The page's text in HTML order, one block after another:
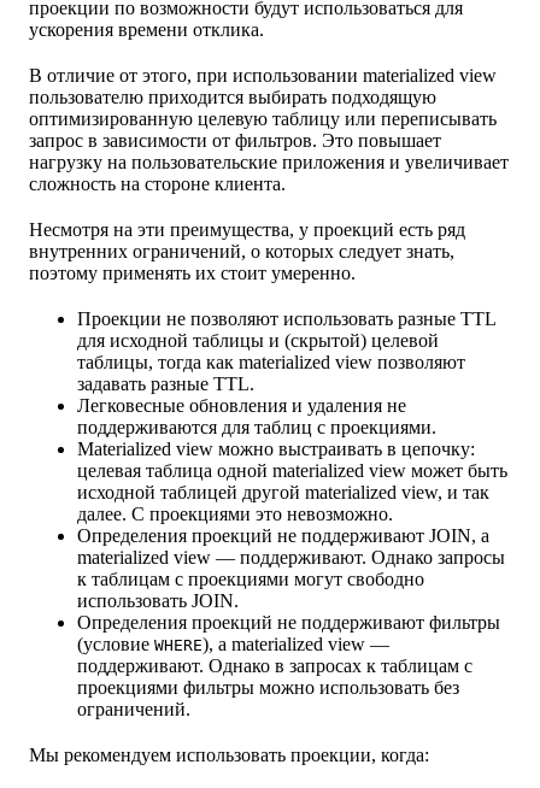
проекции по возможности будут использоваться для
ускорения времени отклика.
В отличие от этого, при использовании materialized view
пользователю приходится выбирать подходящую
оптимизированную целевую таблицу или переписывать
запрос в зависимости от фильтров. Это повышает
нагрузку на пользовательские приложения и увеличивает
сложность на стороне клиента.
Несмотря на эти преимущества, у проекций есть ряд
внутренних ограничений, о которых следует знать,
поэтому применять их стоит умеренно.
Проекции не позволяют использовать разные TTL
для исходной таблицы и (скрытой) целевой
таблицы, тогда как materialized view позволяют
задавать разные TTL.
Легковесные обновления и удаления не
поддерживаются для таблиц с проекциями.
Materialized view можно выстраивать в цепочку:
целевая таблица одной materialized view может быть
исходной таблицей другой materialized view, и так
далее. С проекциями это невозможно.
Определения проекций не поддерживают JOIN, а
materialized view — поддерживают. Однако запросы
к таблицам с проекциями могут свободно
использовать JOIN.
Определения проекций не поддерживают фильтры
(условие WHERE), а materialized view —
поддерживают. Однако в запросах к таблицам с
проекциями фильтры можно использовать без
ограничений.
Мы рекомендуем использовать проекции, когда: